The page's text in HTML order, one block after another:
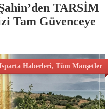
TARSİM
Tam Güvenceye
Isparta Haberleri, Tüm Manşetler